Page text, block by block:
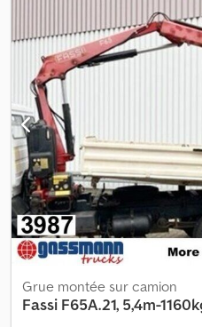
d’urgence, pliable, système
télécommande sans fil, 5 vérins
Rpfjpfx Ab Aof Superstructure :
câble et télécommande –
utilisé ! Diagramme de charge : 2
6,35 m – 2 830 kg, 8,25 m – 2 060
1 210 kg, 14,35 m – 1 000 kg.
ACCESSOIRES FOURNIES À
modifications, de vente
Grue montée sur camion
Fassi F65A.21, 5,4m-